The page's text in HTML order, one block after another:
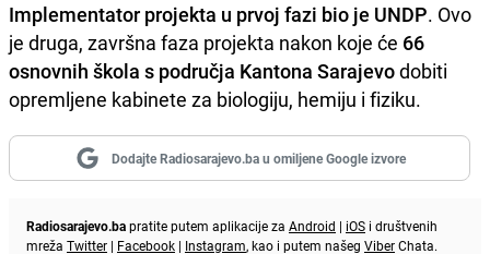
Implementator projekta u prvoj fazi bio je UNDP. Ovo
je druga, završna faza projekta nakon koje će 66
osnovnih škola s područja Kantona Sarajevodobiti
opremljene kabinete za biologiju, hemiju i fiziku.
Dodajte Radiosarajevo.ba u omiljene Google izvore
Radiosarajevo.bapratite putem aplikacije za Android | iOS i društvenih
mreža Twitter | Facebook | Instagram, kao i putem našeg ViberChata.